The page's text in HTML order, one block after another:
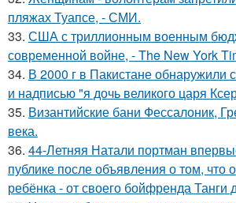
пляжах Туапсе, - СМИ.
33. США с триллионным военным
современной войне, - The New York
34. В 2000 г в Пакистане обнаружили
и надписью "я дочь великого царя
35. Византийские бани Фессалоник,
века.
36. 44-Летняя Натали портман
публике после объявления о том, что
ребёнка - от своего бойфренда Танги